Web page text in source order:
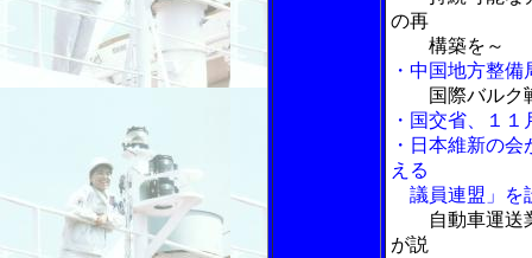
の再
構築を～
・中国地方整
国際バルク
・国交省、１
・日本維新の
える
議員連盟」を
自動車運送
が説